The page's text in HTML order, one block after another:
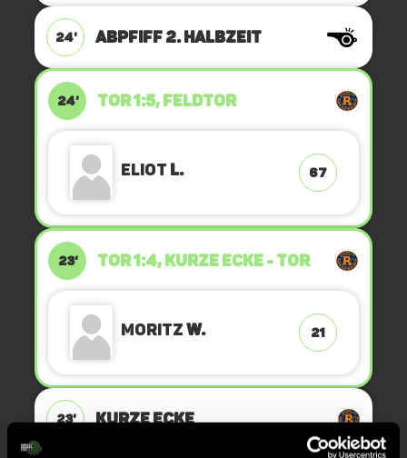
24' ABPFIFF 2. Halbzeit
24' TOR 1:5, FELDTOR
Eliot L. 67
23' TOR 1:4, KURZE ECKE - TOR
MoritzW. 21
23' KURZE ECKE